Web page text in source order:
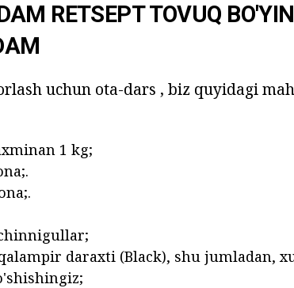
RETSEPT TOVUQ
uchun ota-dars , biz quyidagi
1 kg;
daraxti (Black), shu jumladan,